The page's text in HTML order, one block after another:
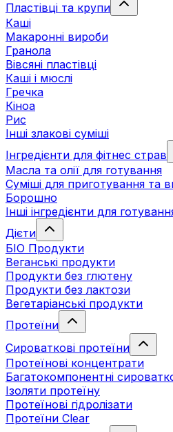
Пластівці та крупи
Каші
Макаронні вироби
Гранола
Вівсяні пластівці
Каші і мюслі
Гречка
Кіноа
Рис
Інші злакові суміші
Інгредієнти для фітнес страв
Масла та олії для готування
Суміші для приготування та
Борошно
Інші інгредієнти для
Дієти
БІО Продукти
Веганські продукти
Продукти без глютену
Продукти без лактози
Вегетаріанські продукти
Протеїни
Сироваткові протеїни
Протеїнові концентрати
Багатокомпонентні
Ізоляти протеїну
Протеїнові гідролізати
Протеїни Clear